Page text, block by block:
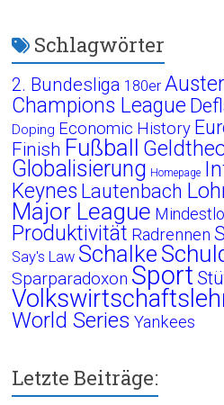
Schlagwörter
2. Bundesliga 180er
Champions League
Doping Economic History
Finish Fußball
Globalisierung Homepage
Keynes Lautenbach
Major League
Produktivität Radrennen
Say's Law Schalke
Sparparadoxon Sport
World Series Yankees
Letzte Beiträge: